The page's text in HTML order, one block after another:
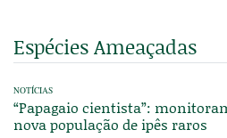
Espécies Ameaçadas
NOTÍCIAS
“Papagaio cientista”:
nova população de ipês raros